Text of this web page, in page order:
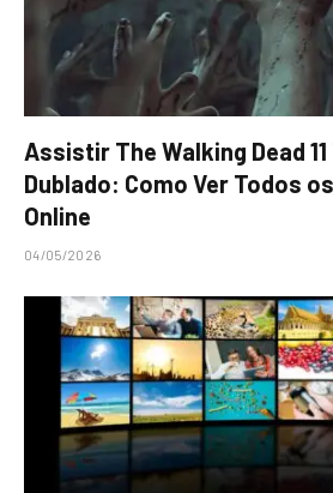
Assistir The Walking Dead
Dublado: Como Ver Todos
Online
04/05/2026